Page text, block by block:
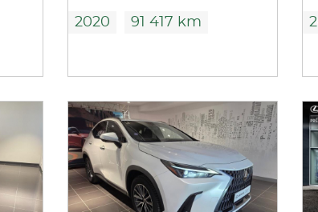
2020 91 417 km